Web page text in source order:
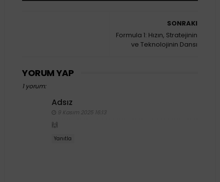
SONRAKI
Formula 1: Hızın, Stratejinin
ve Teknolojinin Dansı
YORUM YAP
1 yorum:
Adsız
9 Kasım 2025 16:13
🙌
Yanıtla